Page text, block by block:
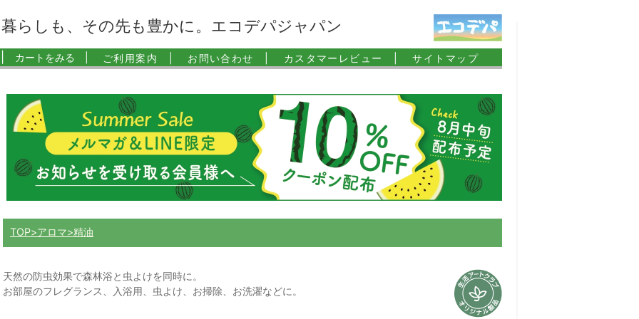
暮らしも、その先も豊かに。エコデパジャパン
カートをみる | ご利用案内 | お問い合わせ | カスタマーレビュー | サイトマップ
TOP アロマ 精油
天然の防虫効果で森林浴と虫よけを同時に。
お部屋のフレグランス、入浴用、虫よけ、お掃除、お洗濯などに。